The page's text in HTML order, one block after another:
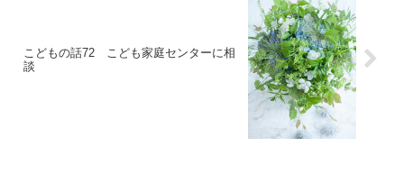
こどもの話72 こども家庭センターに相
談